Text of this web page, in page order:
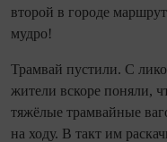
второй в городе
мудро!
Трамвай пустили. С
жители вскоре поняли,
тяжёлые трамвайные
на ходу. В такт им